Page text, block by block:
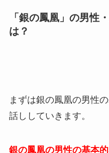
「銀の鳳凰」の男性
は？
まずは銀の鳳凰の男性
話ししていきます。
銀の鳳凰の男性の基本